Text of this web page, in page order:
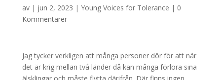
av | jun 2, 2023 | Young Voices for Tolerance | 0
Kommentarer
Jag tycker verkligen att många personer dör för att när
det är krig mellan två länder då kan många förlora sina